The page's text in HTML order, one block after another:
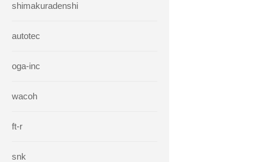
shimakuradenshi
autotec
oga-inc
wacoh
ft-r
snk